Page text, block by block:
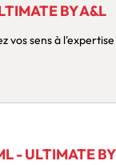
BY A&L
- ULTIMATE BY